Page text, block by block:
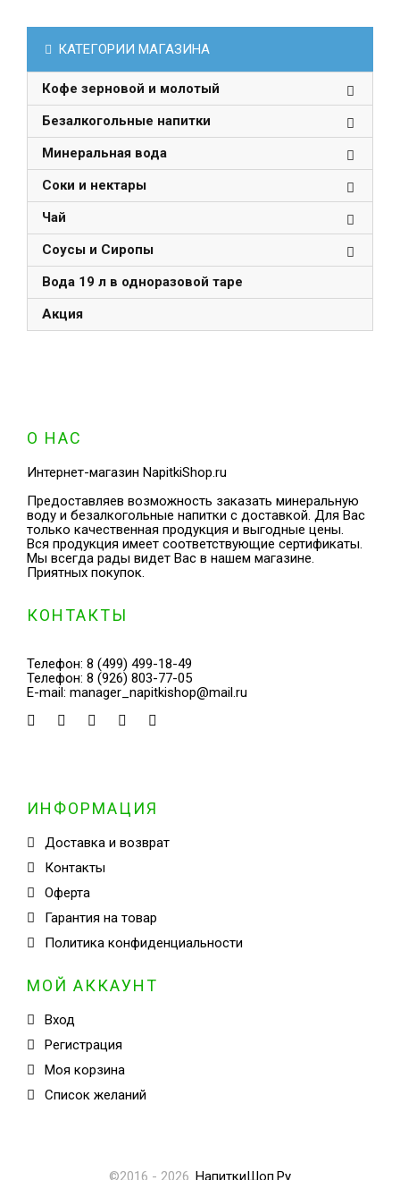
КАТЕГОРИИ МАГАЗИНА
Кофе зерновой и молотый
Безалкогольные напитки
Минеральная вода
Соки и нектары
Чай
Соусы и Сиропы
Вода 19 л в одноразовой таре
Акция
О НАС
Интернет-магазин NapitkiShop.ru
Предоставляев возможность заказать минеральную
воду и безалкогольные напитки с доставкой. Для Вас
только качественная продукция и выгодные цены.
Вся продукция имеет соответствующие сертификаты.
Мы всегда рады видет Вас в нашем магазине.
Приятных покупок.
КОНТАКТЫ
Телефон: 8 (499) 499-18-49
Телефон: 8 (926) 803-77-05
E-mail: manager_napitkishop@mail.ru
ИНФОРМАЦИЯ
Доставка и возврат
Контакты
Оферта
Гарантия на товар
Политика конфиденциальности
МОЙ АККАУНТ
Вход
Регистрация
Моя корзина
Cписок желаний
©2016 - 2026 НапиткиШоп.Ру